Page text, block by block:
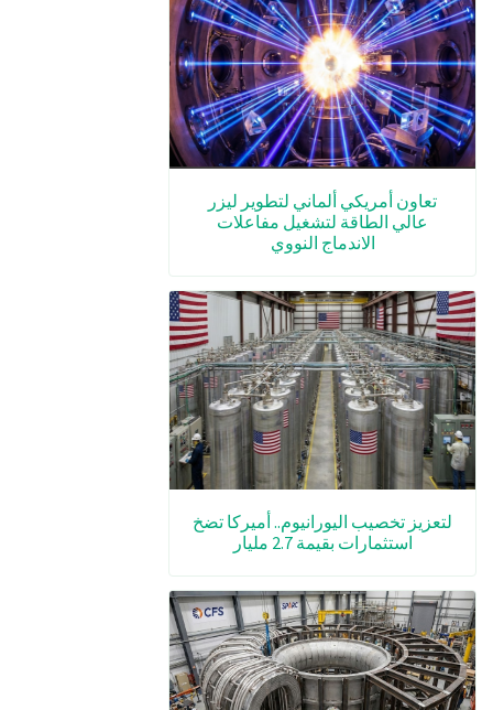
تعاون أمريكي ألماني لتطوير ليزر
عالي الطاقة لتشغيل مفاعلات
الاندماج النووي
لتعزيز تخصيب اليورانيوم.. أميركا تضخ
استثمارات بقيمة 2.7 مليار